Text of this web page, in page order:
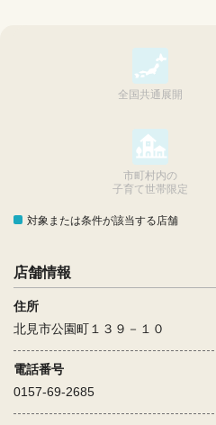
全国共通展開
市町村内の
子育て世帯限定
対象または条件が該当する店舗
店舗情報
住所
北見市公園町１３９－１０
電話番号
0157-69-2685